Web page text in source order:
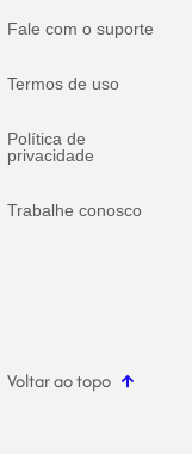
Fale com o suporte
Termos de uso
Política de
privacidade
Trabalhe conosco
Voltar ao topo